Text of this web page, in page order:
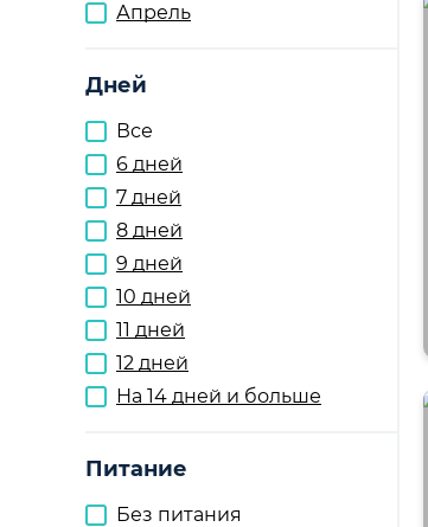
Апрель
Дней
Все
6 дней
7 дней
8 дней
9 дней
10 дней
11 дней
12 дней
На 14 дней и больше
Питание
Без питания